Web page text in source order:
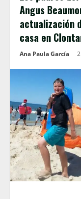
Angus
actualización
casa en
Ana Paula García